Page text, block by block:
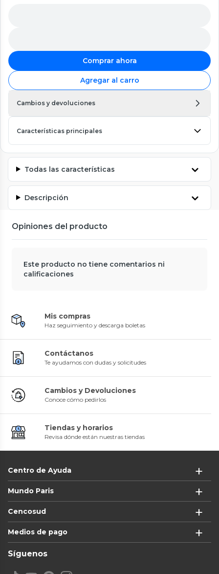
Comprar ahora
Agregar al carro
Cambios y devoluciones
Características principales
Todas las características
Descripción
Opiniones del producto
Este producto no tiene comentarios ni
calificaciones
Mis compras
Haz seguimiento y descarga boletas
Contáctanos
Te ayudamos con dudas y solicitudes
Cambios y Devoluciones
Conoce cómo pedirlos
Tiendas y horarios
Revisa dónde están nuestras tiendas
Centro de Ayuda
Mundo Paris
Cencosud
Medios de pago
Síguenos